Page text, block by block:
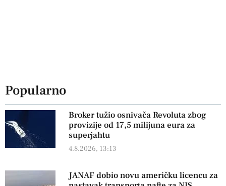
Popularno
Broker tužio osnivača Revoluta zbog
provizije od 17,5 milijuna eura za
superjahtu
4.8.2026, 13:13
JANAF dobio novu američku licencu za